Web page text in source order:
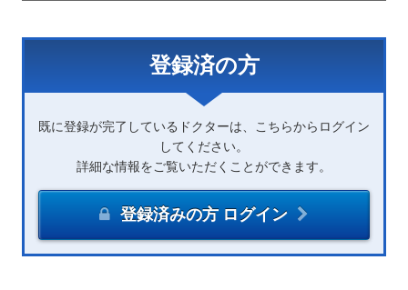
登録済の方
既に登録が完了しているドクターは、こちらからログイン
してください。
詳細な情報をご覧いただくことができます。
登録済みの方 ログイン